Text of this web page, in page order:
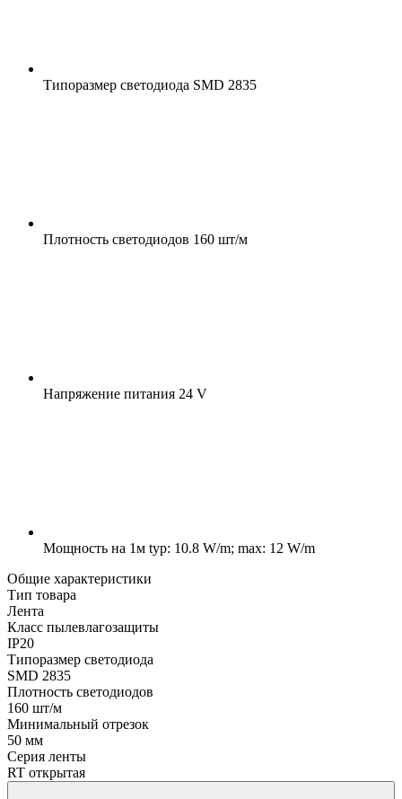
Типоразмер светодиода SMD 2835
Плотность светодиодов 160 шт/м
Напряжение питания 24 V
Мощность на 1м typ: 10.8 W/m; max: 12 W/m
Общие характеристики
Тип товара
Лента
Класс пылевлагозащиты
IP20
Типоразмер светодиода
SMD 2835
Плотность светодиодов
160 шт/м
Минимальный отрезок
50 мм
Серия ленты
RT открытая